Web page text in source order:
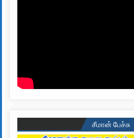
சீமான் பேச்சு